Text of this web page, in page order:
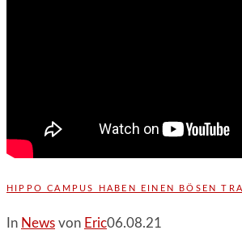
HIPPO CAMPUS HABEN EINEN BÖSEN
In News von Eric06.08.21